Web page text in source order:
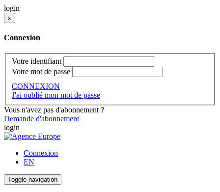
login
x
Connexion
Votre identifiant
Votre mot de passe
CONNEXION
J'ai oublié mon mot de passe
Vous n'avez pas d'abonnement ?
Demande d'abonnement
login
Connexion
EN
Toggle navigation